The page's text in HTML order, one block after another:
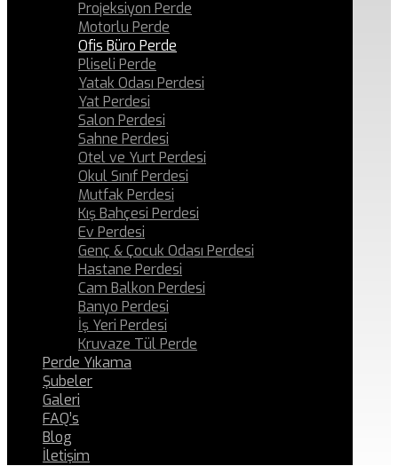
Projeksiyon Perde
Motorlu Perde
Ofis Büro Perde
Pliseli Perde
Yatak Odası Perdesi
Yat Perdesi
Salon Perdesi
Sahne Perdesi
Otel ve Yurt Perdesi
Okul Sınıf Perdesi
Mutfak Perdesi
Kış Bahçesi Perdesi
Ev Perdesi
Genç & Çocuk Odası Perdesi
Hastane Perdesi
Cam Balkon Perdesi
Banyo Perdesi
İş Yeri Perdesi
Kruvaze Tül Perde
Perde Yıkama
Şubeler
Galeri
FAQ’s
Blog
İletişim